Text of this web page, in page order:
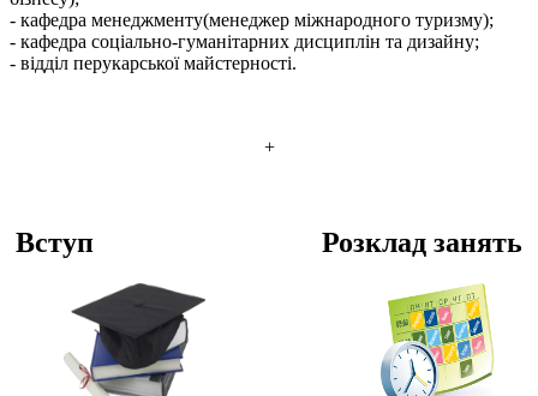
- кафедра менеджменту(менеджер міжнародного туризму);
- кафедра соціально-гуманітарних дисциплін та дизайну;
- відділ перукарської майстерності.
+
Вступ Розклад занять